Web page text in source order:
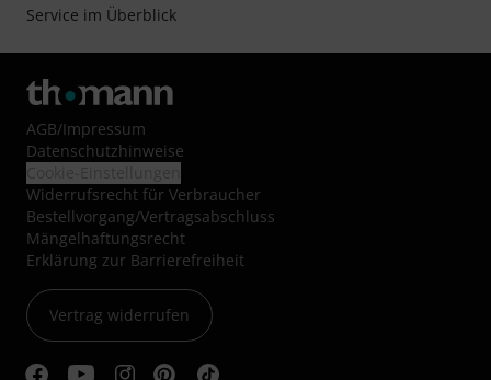
Service im Überblick
AGB/Impressum
Datenschutzhinweise
Widerrufsrecht für Verbraucher
Bestellvorgang/Vertragsabschluss
Mängelhaftungsrecht
Erklärung zur Barrierefreiheit
Vertrag widerrufen